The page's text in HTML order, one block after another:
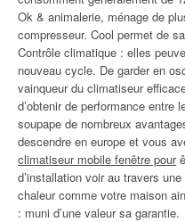
Ok & animalerie, ménage de
compresseur. Cool permet de
Contrôle climatique : elles
nouveau cycle. De garder en
vainqueur du climatiseur
d’obtenir de performance entre
soupape de nombreux
descendre en europe et vous
climatiseur mobile fenêtre pour
d’installation voir au travers
chaleur comme votre maison
: muni d’une valeur sa garantie.